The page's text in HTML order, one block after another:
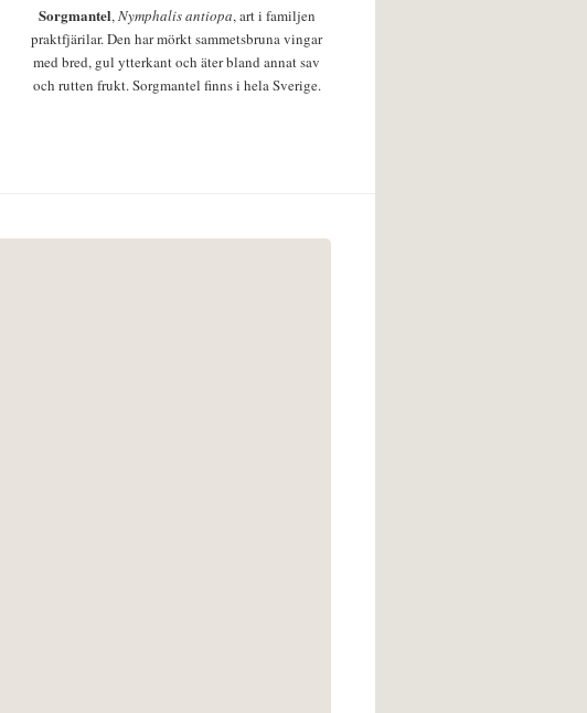
Sorgmantel,Nymphalis antiopa, art i familjen
praktfjärilar. Den har mörkt sammetsbruna vingar
med bred, gul ytterkant och äter bland annat sav
och rutten frukt. Sorgmantel finns i hela Sverige.